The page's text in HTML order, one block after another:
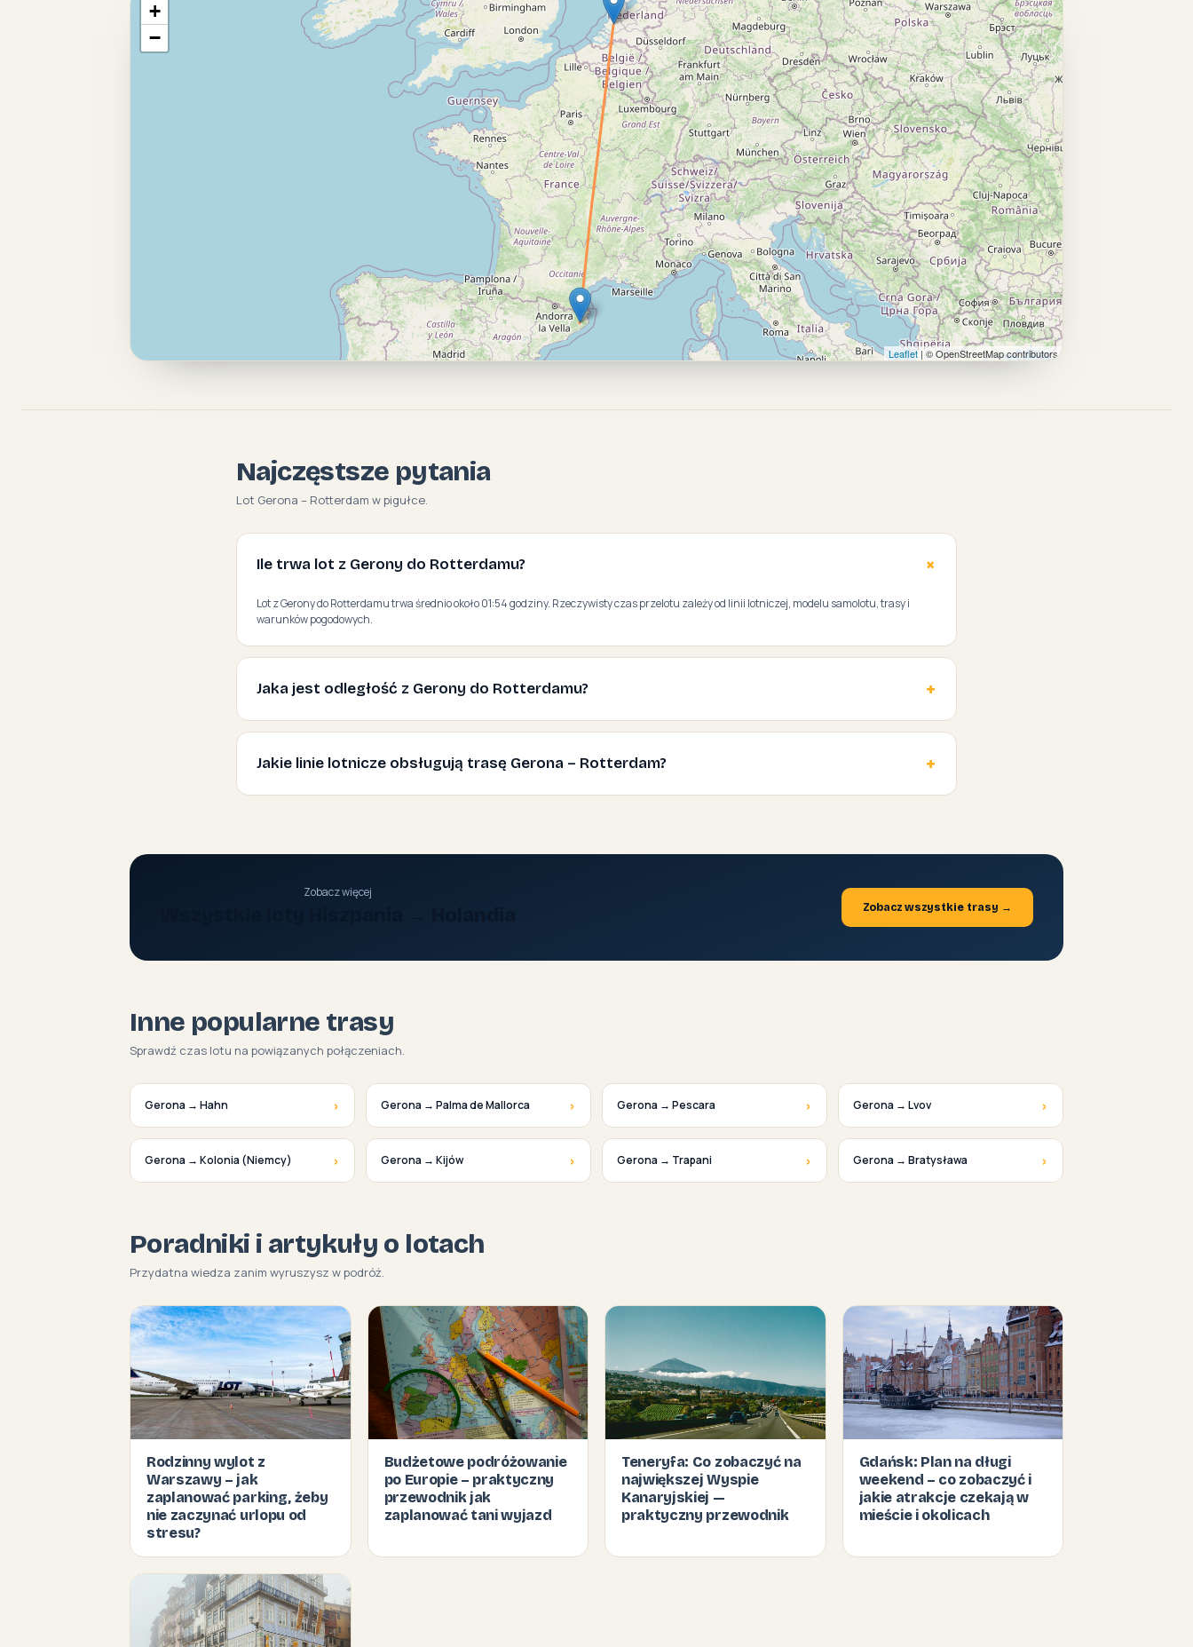
+
−
Leaflet| © OpenStreetMap contributors
Najczęstsze pytania
Lot Gerona – Rotterdam w pigułce.
Ile trwa lot z Gerony do Rotterdamu?
Lot z Gerony do Rotterdamu trwa średnio około 01:54 godziny. Rzeczywisty czas przelotu zależy od linii lotniczej, modelu samolotu, trasy i
warunków pogodowych.
Jaka jest odległość z Gerony do Rotterdamu?
Jakie linie lotnicze obsługują trasę Gerona – Rotterdam?
Zobacz więcej
Zobacz wszystkie trasy →
Inne popularne trasy
Sprawdź czas lotu na powiązanych połączeniach.
Gerona → Hahn › Gerona → Palma de Mallorca › Gerona → Pescara › Gerona → Lvov ›
Gerona → Kolonia (Niemcy) › Gerona → Kijów › Gerona → Trapani › Gerona → Bratysława ›
Poradniki i artykuły o lotach
Przydatna wiedza zanim wyruszysz w podróż.
Rodzinny wylot z
Warszawy – jak
zaplanować parking, żeby
nie zaczynać urlopu od
stresu?
Budżetowe podróżowanie
po Europie – praktyczny
przewodnik jak
zaplanować tani wyjazd
Teneryfa: Co zobaczyć na
największej Wyspie
Kanaryjskiej —
praktyczny przewodnik
Gdańsk: Plan na długi
weekend – co zobaczyć i
jakie atrakcje czekają w
mieście i okolicach